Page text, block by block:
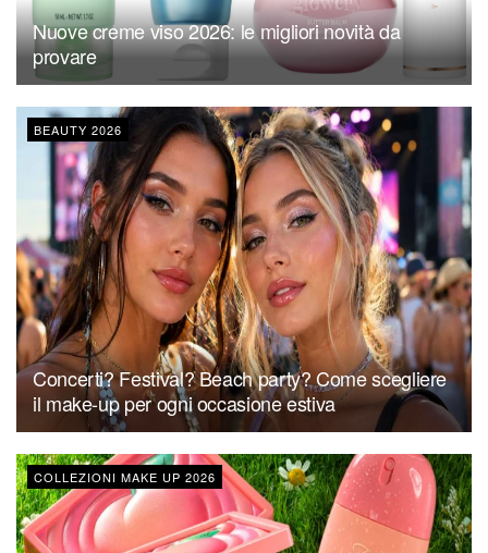
Nuove creme viso 2026: le migliori novità da
provare
BEAUTY 2026
Concerti? Festival? Beach party? Come scegliere
il make-up per ogni occasione estiva
COLLEZIONI MAKE UP 2026